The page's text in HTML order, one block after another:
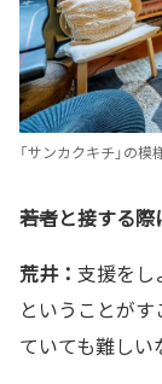
「サンカクキチ」の模
――若者と接する
荒井： 支援をし
ということが
ていても難しい